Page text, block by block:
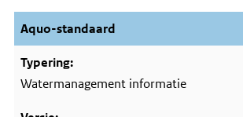
Aquo-standaard
Watermanagement informatie